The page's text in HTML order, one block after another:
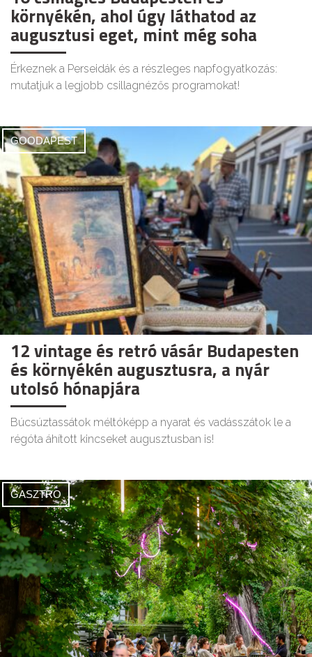
környékén, ahol úgy láthatod az
augusztusi eget, mint még soha
Érkeznek a Perseidák és a részleges napfogyatkozás:
mutatjuk a legjobb csillagnézős programokat!
GOODAPEST
12 vintage és retró vásár Budapesten
és környékén augusztusra, a nyár
utolsó hónapjára
Búcsúztassátok méltóképp a nyarat és vadásszátok le a
régóta áhított kincseket augusztusban is!
GASZTRO